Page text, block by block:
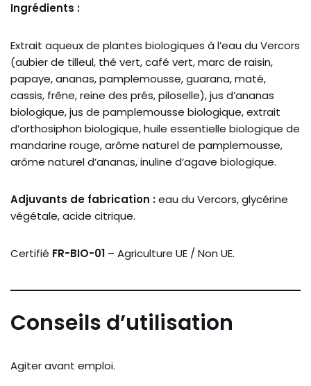
Ingrédients :
Extrait aqueux de plantes biologiques à l’eau du Vercors
(aubier de tilleul, thé vert, café vert, marc de raisin,
papaye, ananas, pamplemousse, guarana, maté,
cassis, frêne, reine des prés, piloselle), jus d’ananas
biologique, jus de pamplemousse biologique, extrait
d’orthosiphon biologique, huile essentielle biologique de
mandarine rouge, arôme naturel de pamplemousse,
arôme naturel d’ananas, inuline d’agave biologique.
Adjuvants de fabrication :eau du Vercors, glycérine
végétale, acide citrique.
Certifié FR-BIO-01 – Agriculture UE / Non UE.
Conseils d’utilisation
Agiter avant emploi.